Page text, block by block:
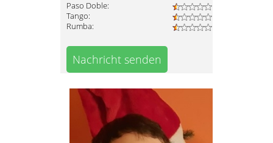
Paso Doble:
Tango:
Rumba:
Nachricht senden